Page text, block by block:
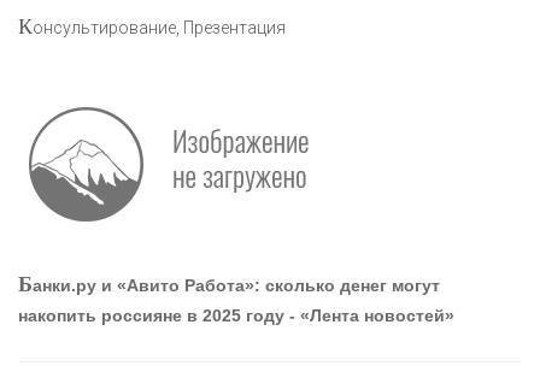
привлечь и удержать персонал - «Интервью»
Консультирование, Презентация
Банки.ру и «Авито Работа»: сколько денег могут
накопить россияне в 2025 году - «Лента новостей»